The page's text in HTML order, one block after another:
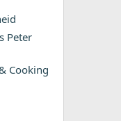
Peter
Cooking